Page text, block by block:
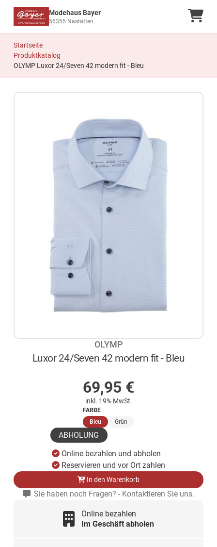
Modehaus Bayer
56355 Nastätten
Startseite
Produktkatalog
OLYMP Luxor 24/Seven 42 modern fit - Bleu
OLYMP
Luxor 24/Seven 42 modern fit - Bleu
69,95 €
inkl. 19% MwSt.
FARBE
Bleu(ausgewählt)
Grün
ABHOLUNG
Online bezahlen und abholen
Reservieren und vor Ort zahlen
In den Warenkorb
Sie haben noch Fragen? - Kontaktieren Sie uns.
Online bezahlen
Im Geschäft abholen